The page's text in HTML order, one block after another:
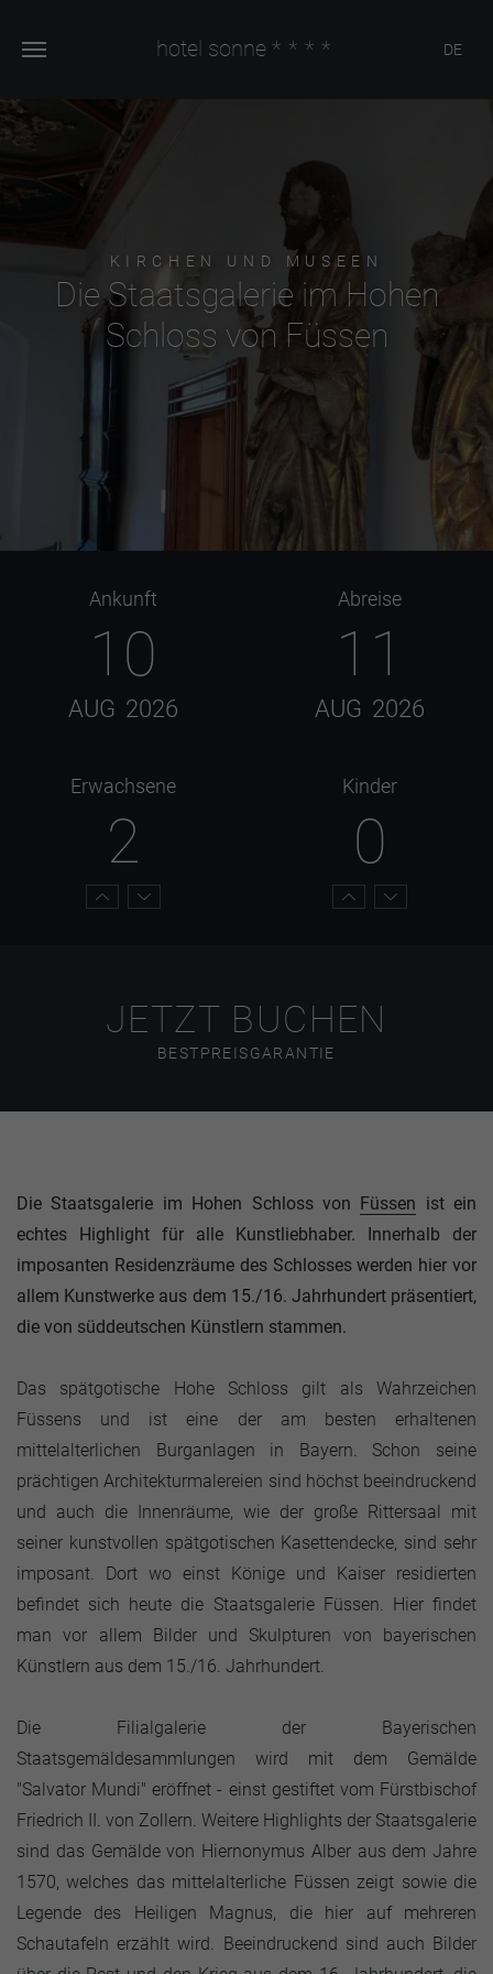
hotel sonne **** DE
KIRCHEN UND MUSEEN
Die Staatsgalerie im Hohen
Schloss von Füssen
Ankunft
10
AUG 2026
Abreise
11
AUG 2026
Erwachsene
2
Kinder
0
JETZT BUCHEN
BESTPREISGARANTIE
Die Staatsgalerie im Hohen Schloss von Füssen ist ein
echtes Highlight für alle Kunstliebhaber. Innerhalb der
imposanten Residenzräume des Schlosses werden hier vor
allem Kunstwerke aus dem 15./16. Jahrhundert präsentiert,
die von süddeutschen Künstlern stammen.
Das spätgotische Hohe Schloss gilt als Wahrzeichen
Füssens und ist eine der am besten erhaltenen
mittelalterlichen Burganlagen in Bayern. Schon seine
prächtigen Architekturmalereien sind höchst beeindruckend
und auch die Innenräume, wie der große Rittersaal mit
seiner kunstvollen spätgotischen Kasettendecke, sind sehr
imposant. Dort wo einst Könige und Kaiser residierten
befindet sich heute die Staatsgalerie Füssen. Hier findet
man vor allem Bilder und Skulpturen von bayerischen
Künstlern aus dem 15./16. Jahrhundert.
Die Filialgalerie der Bayerischen
Staatsgemäldesammlungen wird mit dem Gemälde
"Salvator Mundi" eröffnet - einst gestiftet vom Fürstbischof
Friedrich II. von Zollern. Weitere Highlights der Staatsgalerie
sind das Gemälde von Hiernonymus Alber aus dem Jahre
1570, welches das mittelalterliche Füssen zeigt sowie die
Legende des Heiligen Magnus, die hier auf mehreren
Schautafeln erzählt wird. Beeindruckend sind auch Bilder